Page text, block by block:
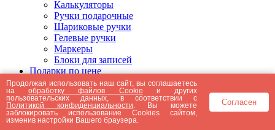
Калькуляторы
Ручки подарочные
Шариковые ручки
Гелевые ручки
Маркеры
Блоки для записей
Подарки по цене
Подарки от 5000 рублей
Подарки до 5000 рублей
Подарки до 3000 рублей
Подарки до 2000 рублей
Подарки до 1000 рублей
Продолжая использовать наш сайт, вы соглашаетесь
наобработку файлов Cookie и других
пользовательских данных, в соответствии с
Политикой конфиденциальности . Вы можете
заблокировать использование Cookies сайтом,
изменив настройки Вашего браузера.
Согласен